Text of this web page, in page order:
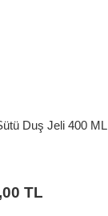
Duş Jeli 400 ML
TL